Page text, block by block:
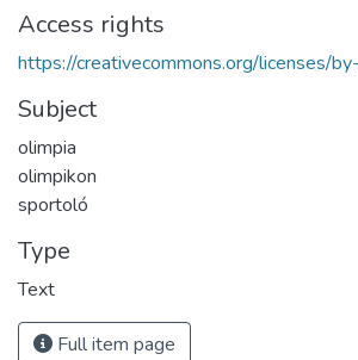
Access rights
https://creativecommons.org/licenses/
Subject
olimpia
olimpikon
sportoló
Type
Text
Full item page